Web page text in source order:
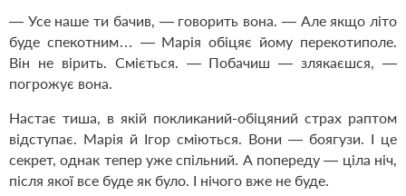
— Усе наше ти бачив, — говорить вона. — Але якщо літо
буде спекотним… — Марія обіцяє йому перекотиполе.
Він не вірить. Сміється. — Побачиш — злякаєшся, —
погрожує вона.
Настає тиша, в якій покликаний-обіцяний страх раптом
відступає. Марія й Ігор сміються. Вони — боягузи. І це
секрет, однак тепер уже спільний. А попереду — ціла ніч,
після якої все буде як було. І нічого вже не буде.